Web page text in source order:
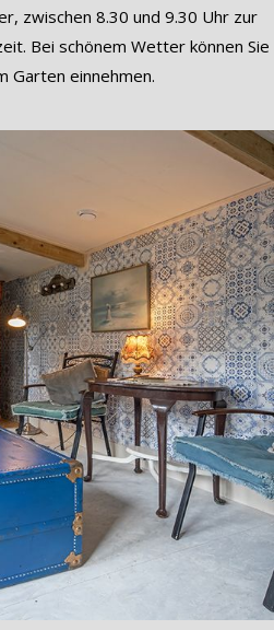
zwischen 8.30 und 9.30 Uhr zur
Bei schönem Wetter können Sie
Garten einnehmen.